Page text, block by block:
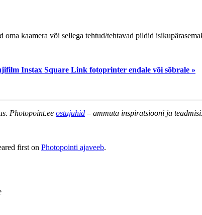
oma kaamera või sellega tehtud/tehtavad pildid
Instax Square Link fotoprinter endale või sõbrale »
Photopoint.ee ostujuhid – ammuta inspiratsiooni ja teadmisi.
first on Photopointi ajaveeb.